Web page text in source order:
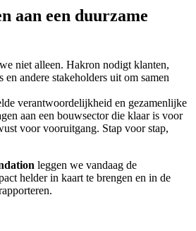
aan een duurzame
niet alleen. Hakron nodigt klanten,
en andere stakeholders uit om samen
verantwoordelijkheid en gezamenlijke
aan een bouwsector die klaar is voor
voor vooruitgang. Stap voor stap,
leggen we vandaag de
helder in kaart te brengen en in de